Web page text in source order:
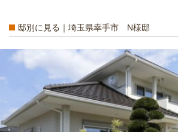
邸別に見る｜埼玉県幸手市 N様邸